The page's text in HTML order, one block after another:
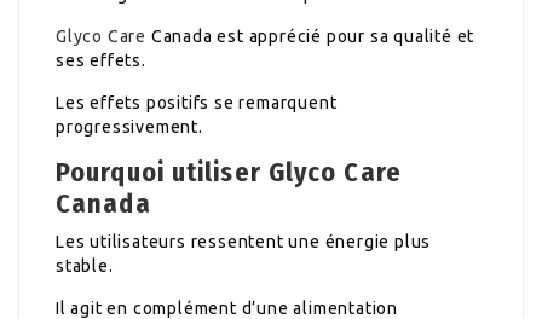
Glyco Care Canada est apprécié pour sa qualité et
ses effets.
Les effets positifs se remarquent
progressivement.
Pourquoi utiliser Glyco Care
Canada
Les utilisateurs ressentent une énergie plus
stable.
Il agit en complément d’une alimentation